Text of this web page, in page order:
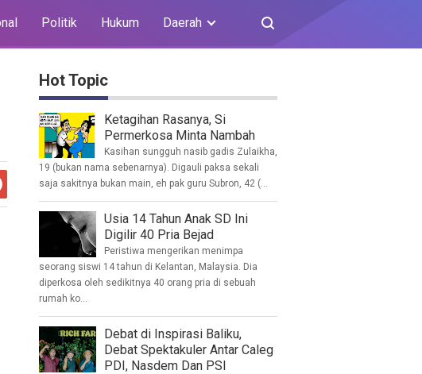
Politik Hukum Daerah
Hot Topic
Ketagihan Rasanya, Si
Permerkosa Minta Nambah
Kasihan sungguh nasib gadis Zulaikha,
19 (bukan nama sebenarnya). Digauli paksa sekali
saja sakitnya bukan main, eh pak guru Subron, 42 (...
Usia 14 Tahun Anak SD Ini
Digilir 40 Pria Bejad
Peristiwa mengerikan menimpa
seorang siswi 14 tahun di Kelantan, Malaysia. Dia
diperkosa oleh sedikitnya 40 orang pria di sebuah
rumah ko...
Debat di Inspirasi Baliku,
Debat Spektakuler Antar Caleg
PDI, Nasdem Dan PSI